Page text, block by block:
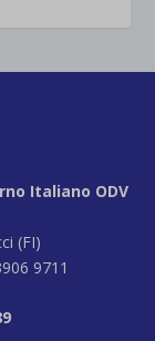
Italiano ODV
(FI)
9711